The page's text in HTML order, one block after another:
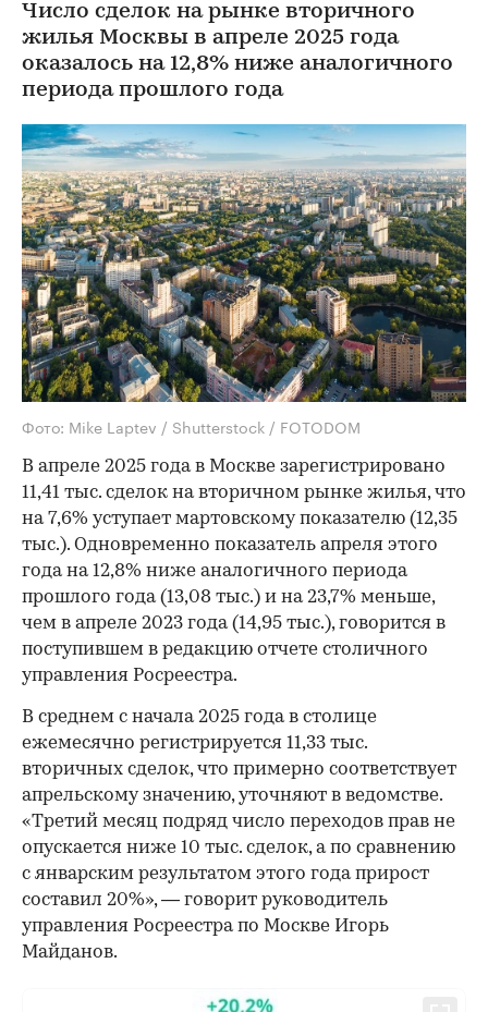
Число сделок на рынке вторичного
жилья Москвы в апреле 2025 года
оказалось на 12,8% ниже аналогичного
периода прошлого года
Фото: Mike Laptev / Shutterstock / FOTODOM
В апреле 2025 года в Москве зарегистрировано
11,41 тыс. сделок на вторичном рынке жилья, что
на 7,6% уступает мартовскому показателю (12,35
тыс.). Одновременно показатель апреля этого
года на 12,8% ниже аналогичного периода
прошлого года (13,08 тыс.) и на 23,7% меньше,
чем в апреле 2023 года (14,95 тыс.), говорится в
поступившем в редакцию отчете столичного
управления Росреестра.
В среднем с начала 2025 года в столице
ежемесячно регистрируется 11,33 тыс.
вторичных сделок, что примерно соответствует
апрельскому значению, уточняют в ведомстве.
«Третий месяц подряд число переходов прав не
опускается ниже 10 тыс. сделок, а по сравнению
с январским результатом этого года прирост
составил 20%», — говорит руководитель
управления Росреестра по Москве Игорь
Майданов.